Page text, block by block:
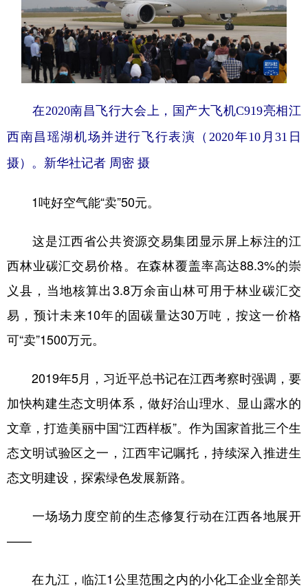
在2020南昌飞行大会上，国产大飞机C919亮相江
西南昌瑶湖机场并进行飞行表演（2020年10月31日
摄）。新华社记者 周密 摄
1吨好空气能“卖”50元。
这是江西省公共资源交易集团显示屏上标注的江
西林业碳汇交易价格。在森林覆盖率高达88.3%的崇
义县，当地核算出3.8万余亩山林可用于林业碳汇交
易，预计未来10年的固碳量达30万吨，按这一价格
可“卖”1500万元。
2019年5月，习近平总书记在江西考察时强调，要
加快构建生态文明体系，做好治山理水、显山露水的
文章，打造美丽中国“江西样板”。作为国家首批三个生
态文明试验区之一，江西牢记嘱托，持续深入推进生
态文明建设，探索绿色发展新路。
一场场力度空前的生态修复行动在江西各地展开
——
在九江，临江1公里范围之内的小化工企业全部关